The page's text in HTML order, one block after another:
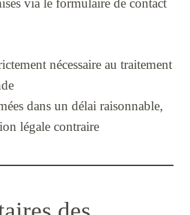
via le formulaire de contact
nécessaire au traitement
dans un délai raisonnable,
légale contraire